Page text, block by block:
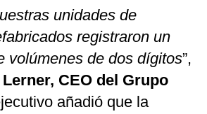
unidades de
registraron un
volúmenes de dos dígitos”,
CEO del Grupo
añadió que la